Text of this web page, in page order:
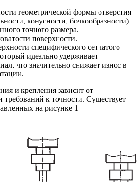
геометрической формы отверстия
конусности, бочкообразности).
точного размера.
поверхности.
специфического сетчатого
идеально удерживает
что значительно снижает износ в
и крепления зависит от
требований к точности. Существует
на рисунке 1.